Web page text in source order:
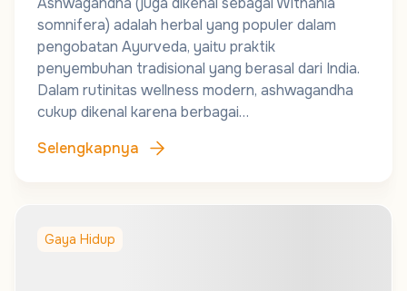
somnifera) adalah herbal yang populer dalam
pengobatan Ayurveda, yaitu praktik
penyembuhan tradisional yang berasal dari India.
Dalam rutinitas wellness modern, ashwagandha
cukup dikenal karena berbagai…
Selengkapnya
Gaya Hidup